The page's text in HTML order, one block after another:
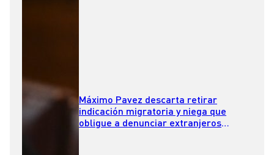
Máximo Pavez descarta retirar
indicación migratoria y niega que
obligue a denunciar extranjeros